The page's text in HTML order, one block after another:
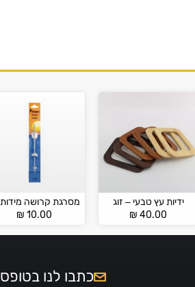
ידיות עץ טבעי – זוג
₪ 40.00
₪ 10.00
כתבו לנו בטופס